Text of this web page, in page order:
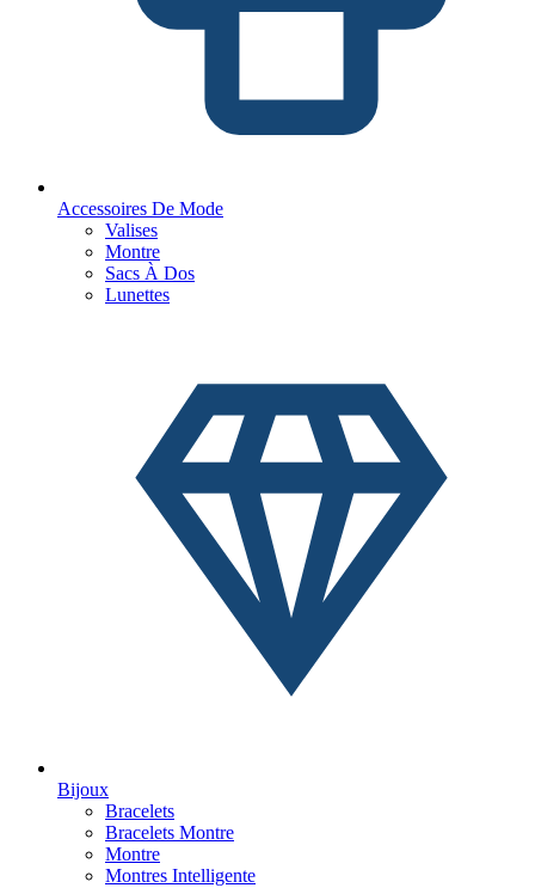
Accessoires De Mode
Valises
Montre
Sacs À Dos
Lunettes
Bijoux
Bracelets
Bracelets Montre
Montre
Montres Intelligente